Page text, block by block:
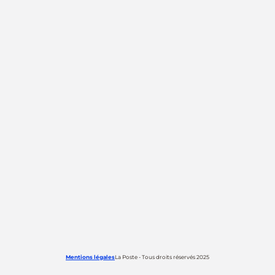
Mentions légalesLa Poste - Tous droits réservés 2025